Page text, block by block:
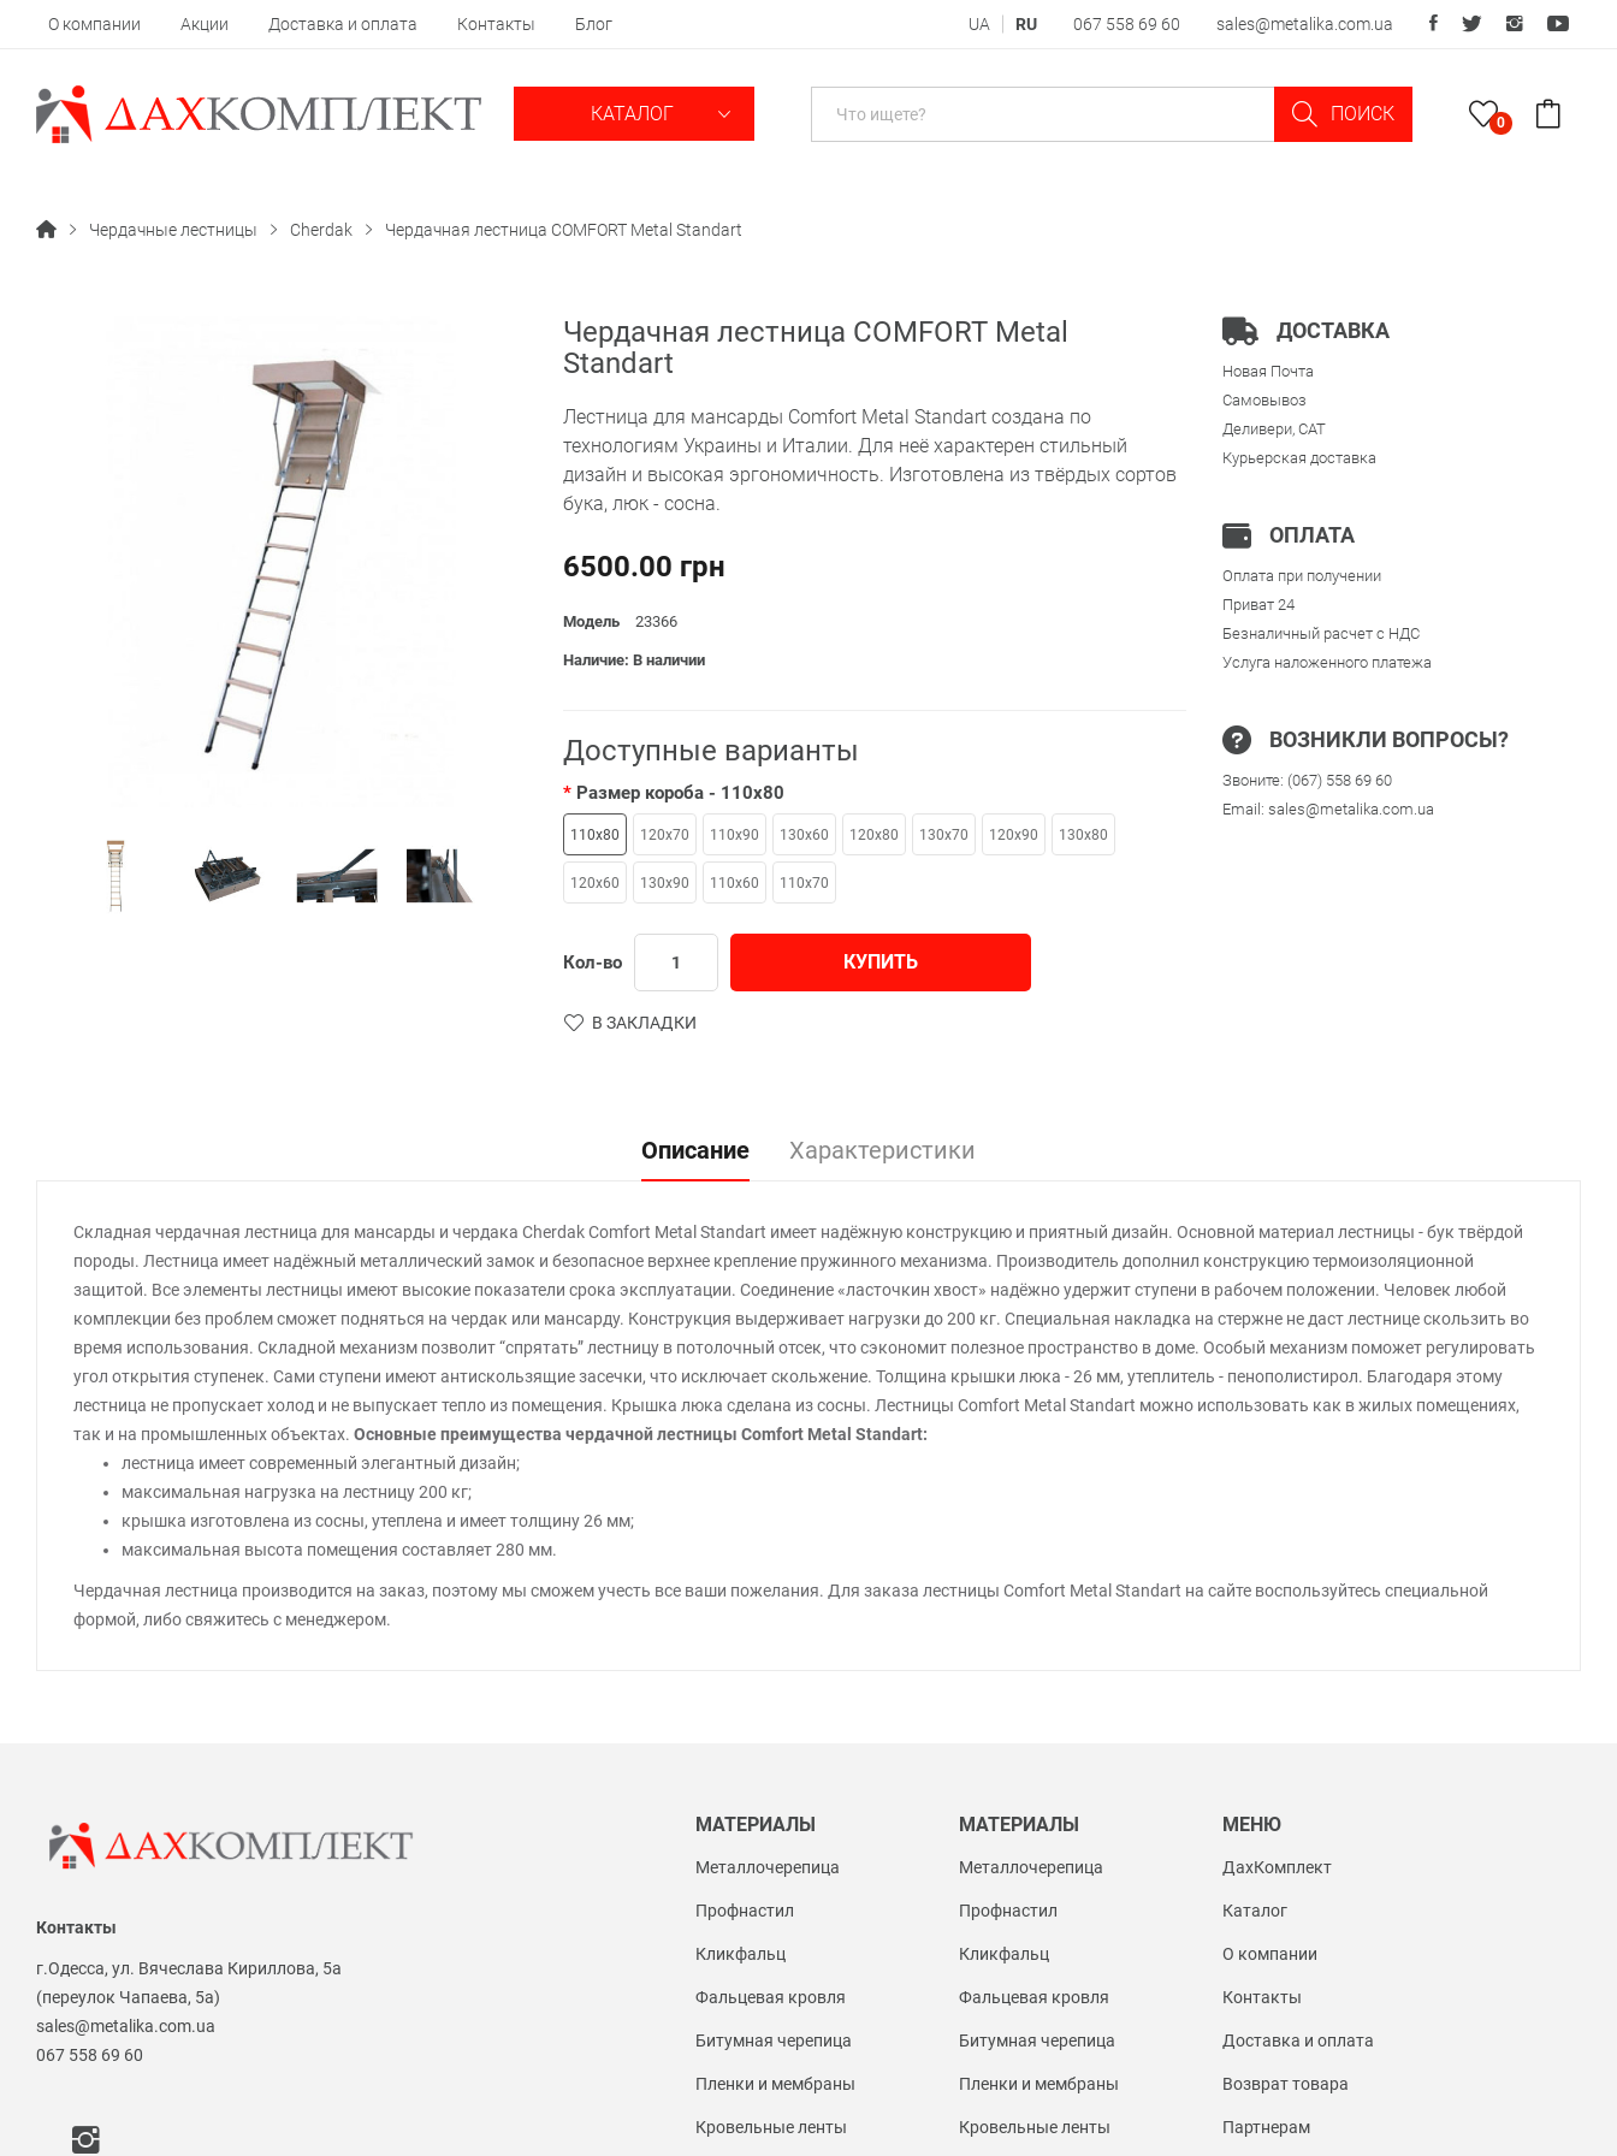
О компании Акции Доставка и оплата Контакты Блог UA RU 067 558 69 60 sales@metalika.com.ua
КАТАЛОГ ПОИСК 0
Чердачные лестницы Cherdak Чердачная лестница COMFORT Metal Standart
Чердачная лестница COMFORT Metal
Standart
Лестница для мансарды Comfort Metal Standart создана по
технологиям Украины и Италии. Для неё характерен стильный
дизайн и высокая эргономичность. Изготовлена из твёрдых сортов
бука, люк - сосна.
6500.00 грн
Модель 23366
Наличие: В наличии
Доступные варианты
Размер короба - 110x80
110x80 120х70 110x90 130x60 120x80 130x70 120x90 130x80
120х60 130x90 110x60 110x70
Кол-во КУПИТЬ
В ЗАКЛАДКИ
ДОСТАВКА
Новая Почта
Самовывоз
Деливери, CAT
Курьерская доставка
ОПЛАТА
Оплата при получении
Приват 24
Безналичный расчет с НДС
Услуга наложенного платежа
ВОЗНИКЛИ ВОПРОСЫ?
Звоните: (067) 558 69 60
Email: sales@metalika.com.ua
Описание Характеристики
Складная чердачная лестница для мансарды и чердака Cherdak Comfort Metal Standart имеет надёжную конструкцию и приятный дизайн. Основной материал лестницы - бук твёрдой
породы. Лестница имеет надёжный металлический замок и безопасное верхнее крепление пружинного механизма. Производитель дополнил конструкцию термоизоляционной
защитой. Все элементы лестницы имеют высокие показатели срока эксплуатации. Соединение «ласточкин хвост» надёжно удержит ступени в рабочем положении. Человек любой
комплекции без проблем сможет подняться на чердак или мансарду. Конструкция выдерживает нагрузки до 200 кг. Специальная накладка на стержне не даст лестнице скользить во
время использования. Складной механизм позволит “спрятать” лестницу в потолочный отсек, что сэкономит полезное пространство в доме. Особый механизм поможет регулировать
угол открытия ступенек. Сами ступени имеют антискользящие засечки, что исключает скольжение. Толщина крышки люка - 26 мм, утеплитель - пенополистирол. Благодаря этому
лестница не пропускает холод и не выпускает тепло из помещения. Крышка люка сделана из сосны. Лестницы Comfort Metal Standart можно использовать как в жилых помещениях,
так и на промышленных объектах. Основные преимущества чердачной лестницы Comfort Metal Standart:
лестница имеет современный элегантный дизайн;
максимальная нагрузка на лестницу 200 кг;
крышка изготовлена из сосны, утеплена и имеет толщину 26 мм;
максимальная высота помещения составляет 280 мм.
Чердачная лестница производится на заказ, поэтому мы сможем учесть все ваши пожелания. Для заказа лестницы Comfort Metal Standart на сайте воспользуйтесь специальной
формой, либо свяжитесь с менеджером.
Контакты
г.Одесса, ул. Вячеслава Кириллова, 5а
(переулок Чапаева, 5а)
sales@metalika.com.ua
067 558 69 60
МАТЕРИАЛЫ
Металлочерепица
Профнастил
Кликфальц
Фальцевая кровля
Битумная черепица
Пленки и мембраны
Кровельные ленты
МАТЕРИАЛЫ
Металлочерепица
Профнастил
Кликфальц
Фальцевая кровля
Битумная черепица
Пленки и мембраны
Кровельные ленты
МЕНЮ
ДахКомплект
Каталог
О компании
Контакты
Доставка и оплата
Возврат товара
Партнерам